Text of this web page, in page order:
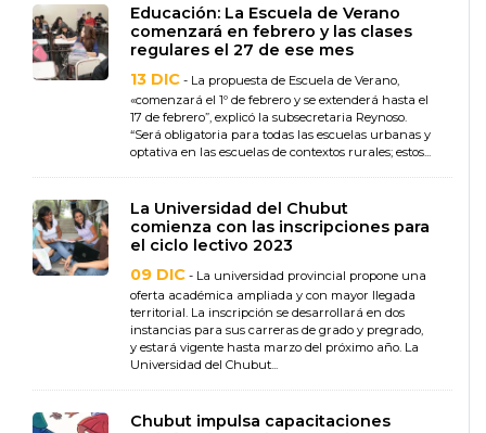
Educación: La Escuela de Verano
comenzará en febrero y las clases
regulares el 27 de ese mes
13 DIC - La propuesta de Escuela de Verano,
«comenzará el 1º de febrero y se extenderá hasta el
17 de febrero”, explicó la subsecretaria Reynoso.
“Será obligatoria para todas las escuelas urbanas y
optativa en las escuelas de contextos rurales; estos...
La Universidad del Chubut
comienza con las inscripciones para
el ciclo lectivo 2023
09 DIC - La universidad provincial propone una
oferta académica ampliada y con mayor llegada
territorial. La inscripción se desarrollará en dos
instancias para sus carreras de grado y pregrado,
y estará vigente hasta marzo del próximo año. La
Universidad del Chubut...
Chubut impulsa capacitaciones